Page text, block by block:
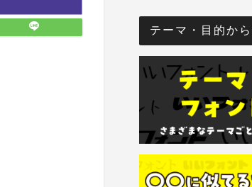
テーマ・目的か